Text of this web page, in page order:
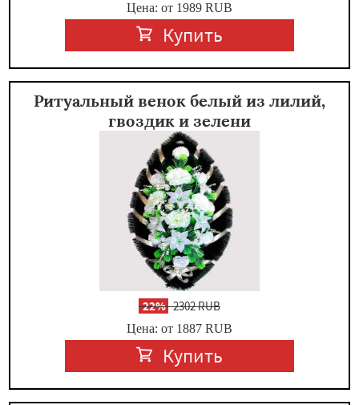
Цена: от 1989 RUB
Купить
Ритуальный венок белый из лилий,
гвоздик и зелени
-22%2302 RUB
Цена: от 1887 RUB
Купить